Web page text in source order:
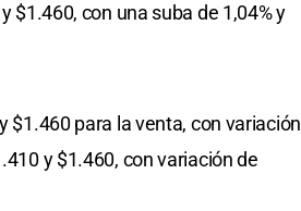
$1.460, con una suba de 1,04% y
$1.460 para la venta, con variación
y $1.460, con variación de